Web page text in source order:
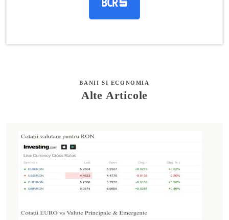
BANII SI ECONOMIA
Alte Articole